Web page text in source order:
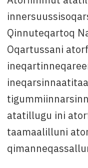
Qinnuteqartoq
Oqartussani
atatillugu ini
taamaalilluni